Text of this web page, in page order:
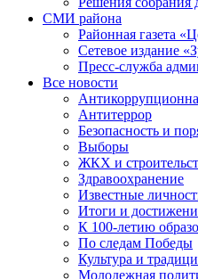
СМИ района
Районная газета
Сетевое издание
Пресс-служба
Все новости
Антитеррор
Безопасность и
Выборы
ЖКХ и
Здравоохранение
Известные
Итоги и
К 100-летию
По следам Победы
Культура и
Молодежная